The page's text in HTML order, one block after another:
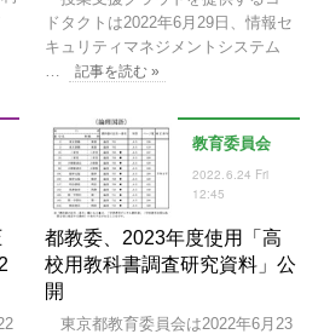
ドタクトは2022年6月29日、情報セ
キュリティマネジメントシステム
…
記事を読む »
教育委員会
2022.6.24 Fri
12:45
都教委、2023年度使用「高
校用教科書調査研究資料」公
開
東京都教育委員会は2022年6月23